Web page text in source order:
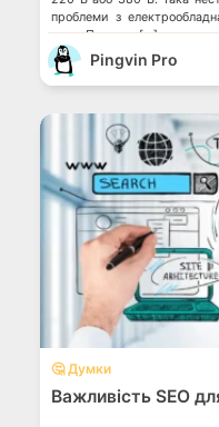
проблеми з
ладу. Причини […]
Pingvin Pro
🤔 Думки
Важливість SEO